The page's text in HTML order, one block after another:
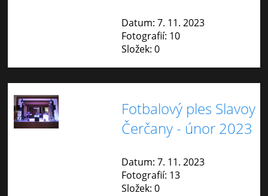
Datum: 7. 11. 2023
Fotografií: 10
Složek: 0
Fotbalový ples Slavoy
Čerčany - únor 2023
Datum: 7. 11. 2023
Fotografií: 13
Složek: 0